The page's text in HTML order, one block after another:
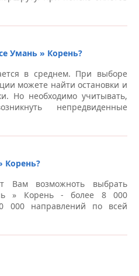
115 –
– Автовокзалы Умань
ул. Степана Бандеры,
25а – Автовокзалы Умань
4В – Автовокзалы
магазина Grill, ул.
Умань
Умань » Корень?
в среднем. При выборе
можете найти остановки и
Но необходимо учитывать,
непредвиденные
Корень?
Вам возможноть выбрать
» Корень - более 8 000
000 направлений по всей